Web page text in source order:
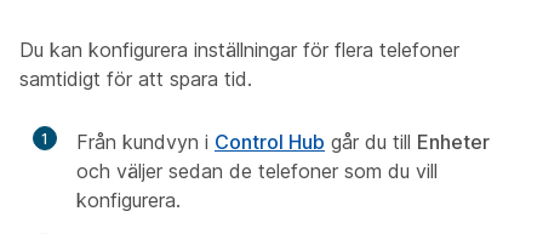
Du kan konfigurera inställningar för flera telefoner
samtidigt för att spara tid.
1 Från kundvyn i Control Hub går du till Enheter
och väljer sedan de telefoner som du vill
konfigurera.